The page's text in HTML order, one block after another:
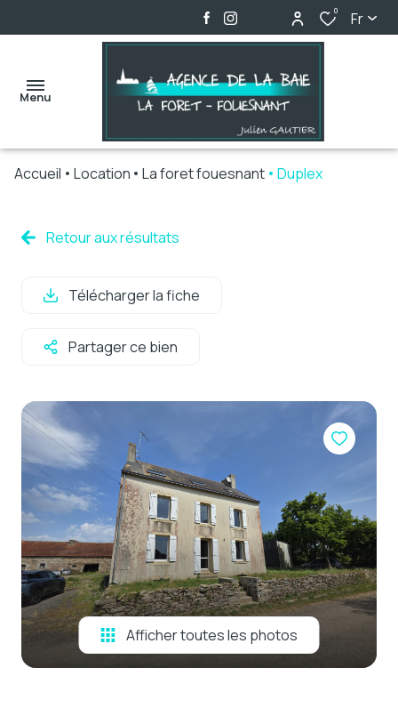
0 Fr
Menu
ventes
vendus
e-mail
estimation
contact
Accueil Location La foret fouesnant Duplex
Retour aux résultats
Télécharger la fiche
Partager ce bien
Afficher toutes les photos